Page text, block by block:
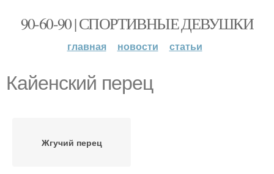
90-60-90 | СПОРТИВНЫЕ ДЕВУШКИ
главная новости статьи
Кайенский перец
Жгучий перец